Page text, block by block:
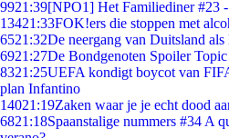
9921:39[NPO1] Het Familiediner #23
13421:33FOK!ers die stoppen met
6521:32De neergang van Duitsland
6921:27De Bondgenoten Spoiler
8321:25UEFA kondigt boycot van
plan Infantino
14021:19Zaken waar je je echt dood
6821:18Spaanstalige nummers #34 A